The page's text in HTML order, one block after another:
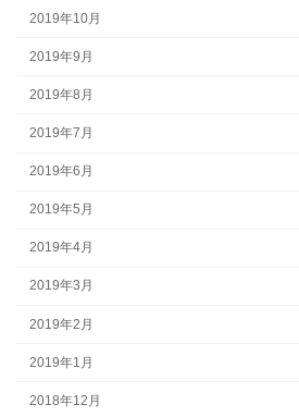
2019年10月
2019年9月
2019年8月
2019年7月
2019年6月
2019年5月
2019年4月
2019年3月
2019年2月
2019年1月
2018年12月